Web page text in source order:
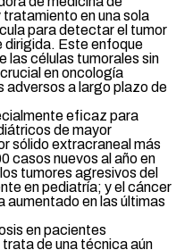
en una sola
para detectar el tumor
dirigida. Este enfoque
las células tumorales sin
en oncología
a largo plazo de
eficaz para
de mayor
sólido extracraneal más
casos nuevos al año en
tumores agresivos del
en pediatría; y el cáncer
aumentado en las últimas
en pacientes
de una técnica aún